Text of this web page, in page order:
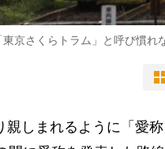
京さくらトラム」と呼び慣れ
しまれるように「愛